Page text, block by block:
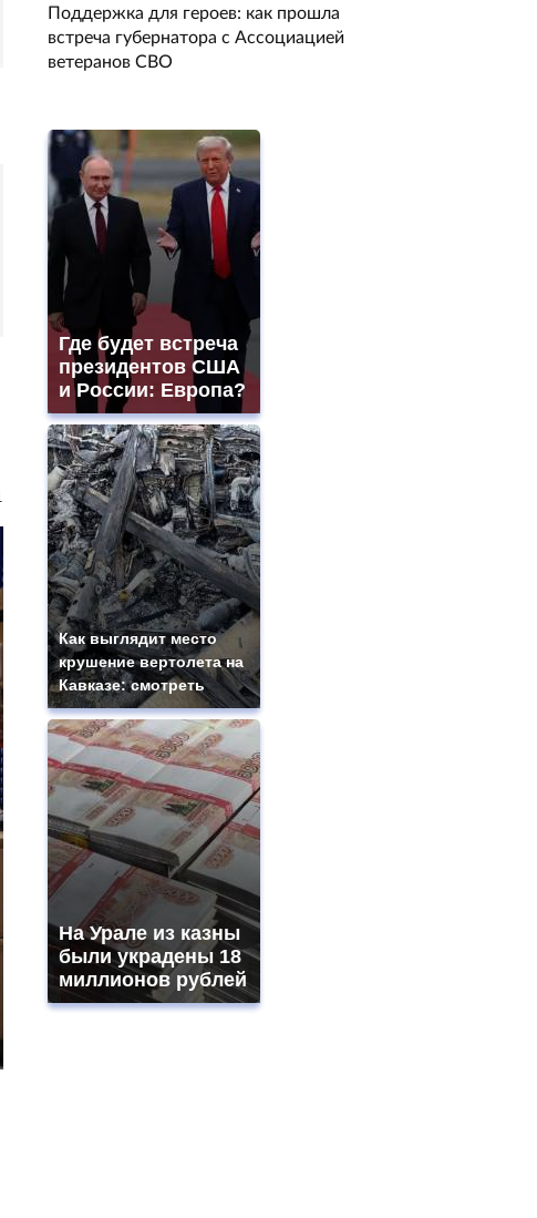
Поддержка для героев: как прошла
встреча губернатора с Ассоциацией
ветеранов СВО
Где будет встреча
президентов США
и России: Европа?
Как выглядит место
крушение вертолета на
Кавказе: смотреть
На Урале из казны
были украдены 18
миллионов рублей